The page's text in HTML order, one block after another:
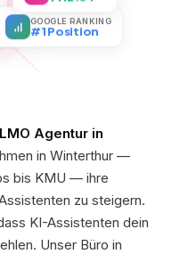
GOOGLE RANKING
#1 Position
Agentur in
in Winterthur —
bis KMU — ihre
zu steigern.
KI-Assistenten dein
Unser Büro in